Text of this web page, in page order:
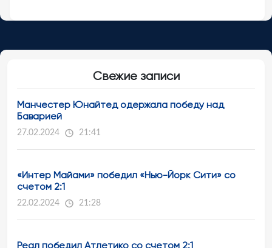
Свежие записи
Манчестер Юнайтед одержала победу над
Баварией
27.02.2024 21:41
«Интер Майами» победил «Нью-Йорк Сити» со
счетом 2:1
22.02.2024 21:28
Реал победил Атлетико со счетом 2:1